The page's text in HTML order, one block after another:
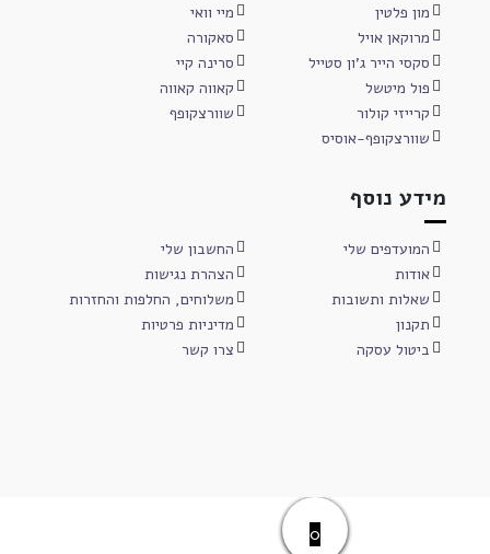
מון פלטין
מיי וואי
מרוקאן אויל
סאקורה
סקסי הייר ג'ון סטייל
סרינה קיי
פול מיטשל
קאווה קאווה
קרייזי קולור
שוורצקופף
שוורצקופף-אוסיס
מידע נוסף
המועדפים שלי
החשבון שלי
אודות
הצהרת נגישות
שאלות ותשובות
משלוחים, החלפות והחזרות
תקנון
מדיניות פרטיות
ביטול עסקה
צרו קשר
0